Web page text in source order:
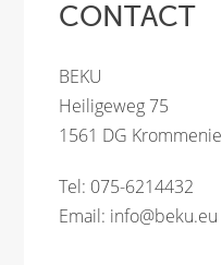
CONTACT
BEKU
Heiligeweg 75
1561 DG Krommenie
Tel: 075-6214432
Email: info@beku.eu